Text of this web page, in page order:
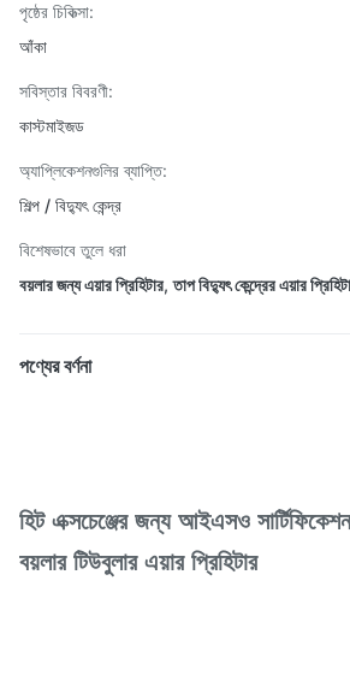
পৃষ্ঠের চিকিত্সা:
আঁকা
সবিস্তার বিবরণী:
কাস্টমাইজড
অ্যাপ্লিকেশনগুলির ব্যাপ্তি:
শিল্প / বিদ্যুৎ কেন্দ্র
বিশেষভাবে তুলে ধরা
বয়লার জন্য এয়ার প্রিহিটার,তাপ বিদ্যুৎ কেন্দ্রের এয়ার
পণ্যের বর্ণনা
হিট এক্সচেঞ্জের জন্য আইএসও
বয়লার টিউবুলার এয়ার প্রিহিটার